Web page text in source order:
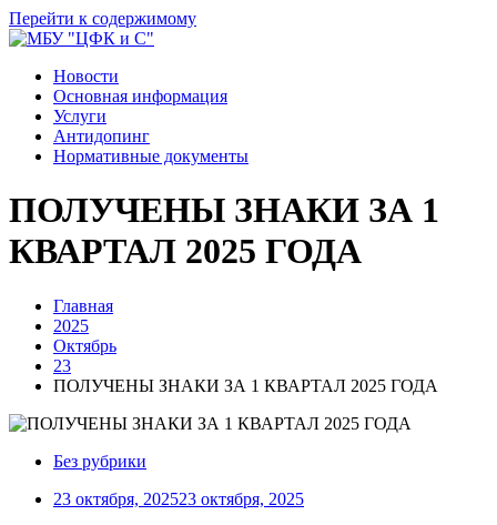
Перейти к содержимому
Новости
Основная информация
Услуги
Антидопинг
Нормативные документы
ПОЛУЧЕНЫ ЗНАКИ ЗА 1
КВАРТАЛ 2025 ГОДА
Главная
2025
Октябрь
23
ПОЛУЧЕНЫ ЗНАКИ ЗА 1 КВАРТАЛ 2025 ГОДА
Без рубрики
23 октября, 202523 октября, 2025